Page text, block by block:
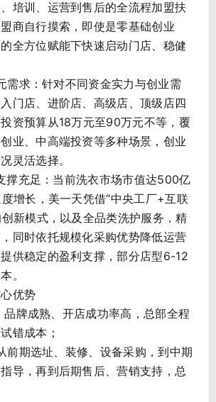
培训、运营到售后的全流程加盟扶
商自行摸索，即使是零基础创业
全方位赋能下快速启动门店、稳健
求：针对不同资金实力与创业需
门店、进阶店、高级店、顶级店四
资预算从18万元至90万元不等，覆
业、中高端投资等多种场景，创业
灵活选择。
撑充足：当前洗衣市场市值达500亿
增长，美一天凭借“中央工厂+互联
新模式，以及全品类洗护服务，精
同时依托规模化采购优势降低运营
供稳定的盈利支撑，部分店型6-12
。
优势
牌成熟、开店成功率高，总部全程
错成本；
期选址、装修、设备采购，到中期
导，再到后期售后、营销支持，总